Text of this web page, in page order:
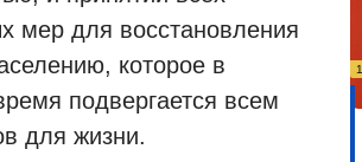
мер для восстановления
которое в
подвергается всем
для жизни.